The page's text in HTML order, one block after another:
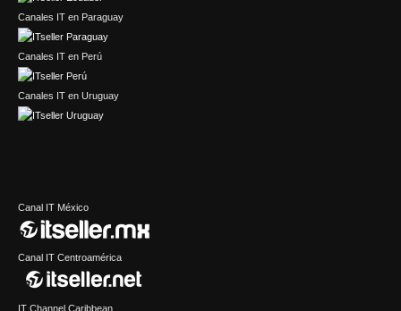
Canales IT en Paraguay
Canales IT en Perú
Canales IT en Uruguay
Canal IT México
Canal IT Centroamérica
IT Channel Caribbean